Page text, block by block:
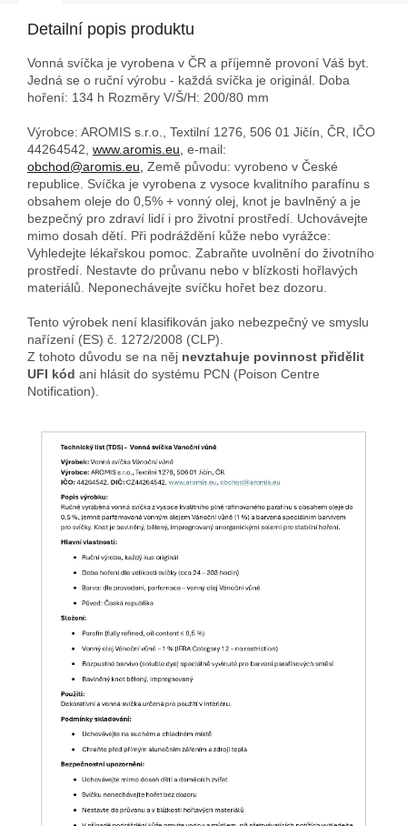
Detailní popis produktu
Vonná svíčka je vyrobena v ČR a příjemně provoní Váš byt.
Jedná se o ruční výrobu - každá svíčka je originál. Doba
hoření: 134 h Rozměry V/Š/H: 200/80 mm
Výrobce: AROMIS s.r.o., Textilní 1276, 506 01 Jičín, ČR, IČO
44264542, www.aromis.eu, e-mail:
obchod@aromis.eu, Země původu: vyrobeno v České
republice. Svíčka je vyrobena z vysoce kvalitního parafínu s
obsahem oleje do 0,5% + vonný olej, knot je bavlněný a je
bezpečný pro zdraví lidí i pro životní prostředí. Uchovávejte
mimo dosah dětí. Při podráždění kůže nebo vyrážce:
Vyhledejte lékařskou pomoc. Zabraňte uvolnění do životního
prostředí. Nestavte do průvanu nebo v blízkosti hořlavých
materiálů. Neponechávejte svíčku hořet bez dozoru.
Tento výrobek není klasifikován jako nebezpečný ve smyslu
nařízení (ES) č. 1272/2008 (CLP).
Z tohoto důvodu se na něj nevztahuje povinnost přidělit
UFI kód ani hlásit do systému PCN (Poison Centre
Notification).